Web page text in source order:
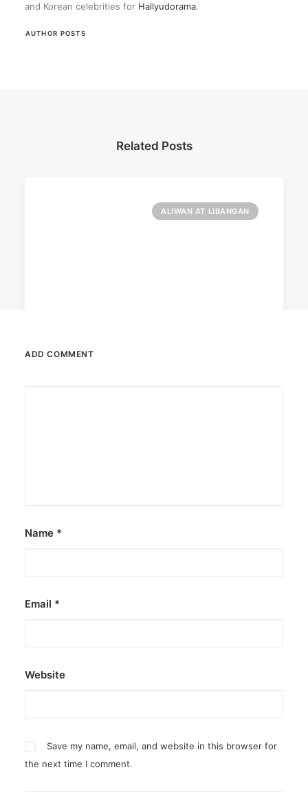
and Korean celebrities for Hallyudorama.
AUTHOR POSTS
Related Posts
ALIWAN AT LIBANGAN
ADD COMMENT
Name *
Email *
Website
Save my name, email, and website in this browser for
the next time I comment.